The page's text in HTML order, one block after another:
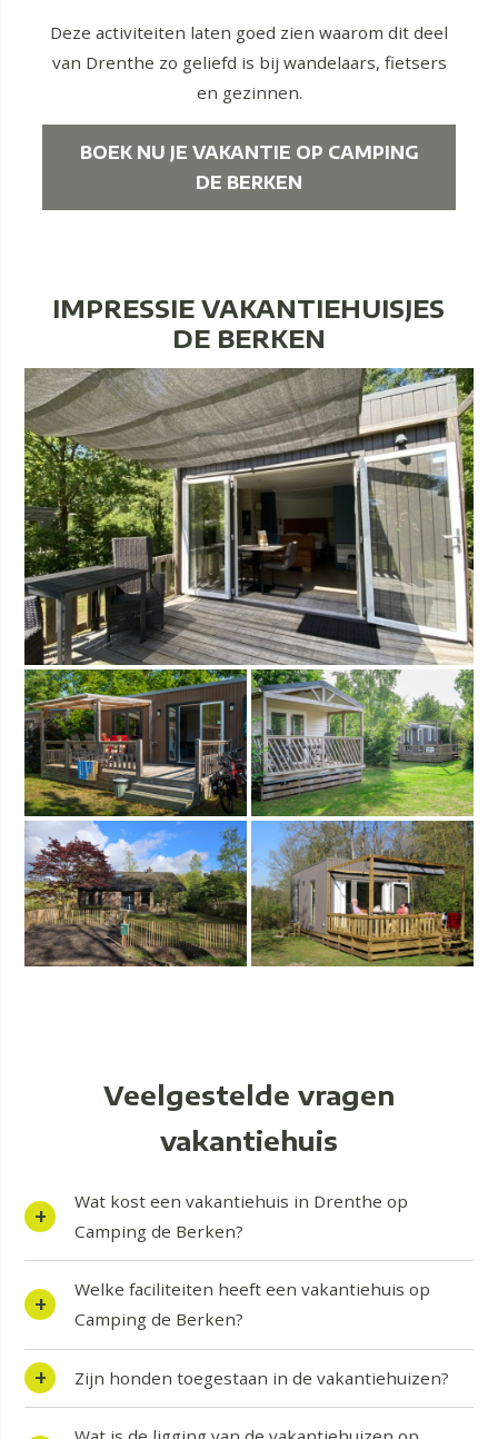
Deze activiteiten laten goed zien waarom dit deel
van Drenthe zo geliefd is bij wandelaars, fietsers
en gezinnen.
BOEK NU JE VAKANTIE OP CAMPING
DE BERKEN
IMPRESSIE VAKANTIEHUISJES
DE BERKEN
Veelgestelde vragen
vakantiehuis
Wat kost een vakantiehuis in Drenthe op
Camping de Berken?
Welke faciliteiten heeft een vakantiehuis op
Camping de Berken?
Zijn honden toegestaan in de vakantiehuizen?